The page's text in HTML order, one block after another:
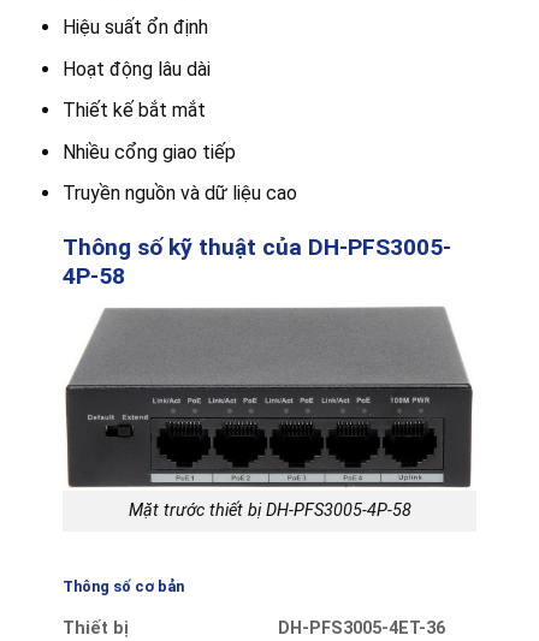
Hiệu suất ổn định
Hoạt động lâu dài
Thiết kế bắt mắt
Nhiều cổng giao tiếp
Truyền nguồn và dữ liệu cao
Thông số kỹ thuật của DH-PFS3005-
4P-58
Mặt trước thiết bị DH-PFS3005-4P-58
Thông số cơ bản
Thiết bị
DH-PFS3005-4ET-36